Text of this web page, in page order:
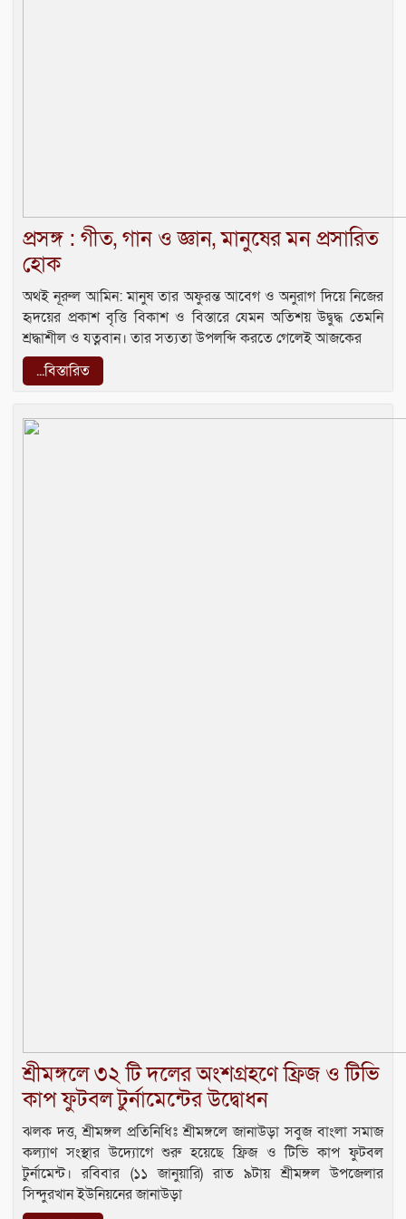
প্রসঙ্গ : গীত, গান ও জ্ঞান, মানুষের মন প্রসারিত
হোক
অথই নূরুল আমিন: মানুষ তার অফুরন্ত আবেগ ও অনুরাগ দিয়ে নিজের
হৃদয়ের প্রকাশ বৃত্তি বিকাশ ও বিস্তারে যেমন অতিশয় উদ্বুদ্ধ তেমনি
শ্রদ্ধাশীল ও যত্নবান। তার সত্যতা উপলব্দি করতে গেলেই আজকের
...বিস্তারিত
শ্রীমঙ্গলে ৩২ টি দলের অংশগ্রহণে ফ্রিজ ও টিভি
কাপ ফুটবল টুর্নামেন্টের উদ্বোধন
ঝলক দত্ত, শ্রীমঙ্গল প্রতিনিধিঃ শ্রীমঙ্গলে জানাউড়া সবুজ বাংলা সমাজ
কল্যাণ সংস্থার উদ্যোগে শুরু হয়েছে ফ্রিজ ও টিভি কাপ ফুটবল
টুর্নামেন্ট। রবিবার (১১ জানুয়ারি) রাত ৯টায় শ্রীমঙ্গল উপজেলার
সিন্দুরখান ইউনিয়নের জানাউড়া